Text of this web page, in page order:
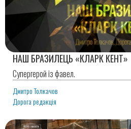
НАШ БРАЗИЛЕЦЬ «КЛАРК КЕНТ»
Супергерой із фавел.
Дмитро Толкачов
Дорога редакція